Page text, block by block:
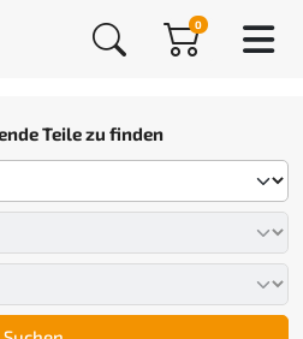
0
Teile zu finden